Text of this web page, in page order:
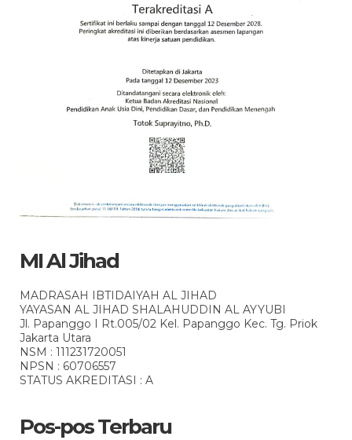
MI Al Jihad
MADRASAH IBTIDAIYAH AL JIHAD
YAYASAN AL JIHAD SHALAHUDDIN AL AYYUBI
Jl. Papanggo I Rt.005/02 Kel. Papanggo Kec. Tg. Priok
Jakarta Utara
NSM : 111231720051
NPSN : 60706557
STATUS AKREDITASI : A
Pos-pos Terbaru